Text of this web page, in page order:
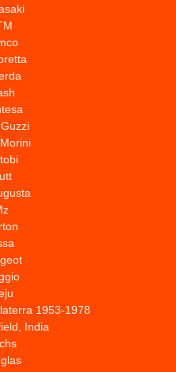
1953-1978
India